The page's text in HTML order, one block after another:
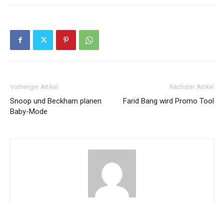
Vorheriger Artikel
Snoop und Beckham planen
Baby-Mode
Nächster Artikel
Farid Bang wird Promo Tool